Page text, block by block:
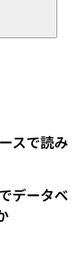
インタイム。
用。
。
スで読み
データベ